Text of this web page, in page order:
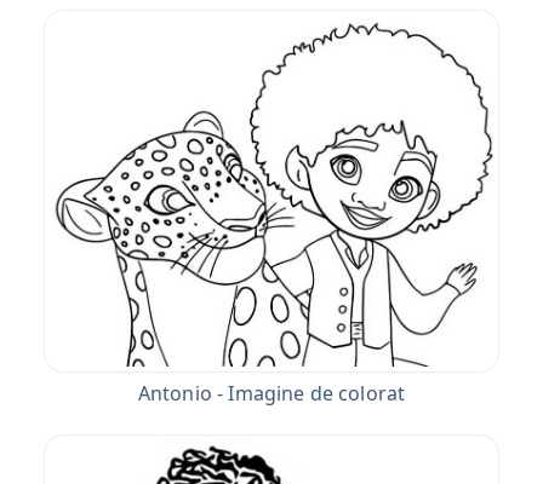
Antonio - Imagine de colorat